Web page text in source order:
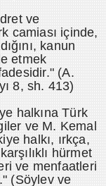
ve
camiası içinde,
kanun
etmek
(A.
8, sh. 413)
halkına Türk
ve M. Kemal
halkı, ırkça,
hürmet
ve menfaatleri
(Söylev ve